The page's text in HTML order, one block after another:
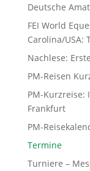
Deutsche
FEI World
Carolina/USA:
Nachlese:
PM-Reisen
PM-
Frankfurt
PM-
Termine
Turniere –